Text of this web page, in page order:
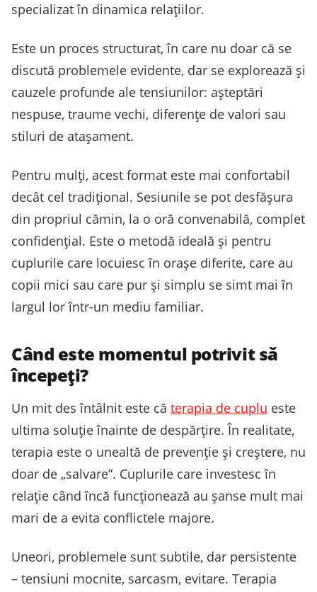
specializat în dinamica relațiilor.
Este un proces structurat, în care nu doar că se
discută problemele evidente, dar se explorează și
cauzele profunde ale tensiunilor: așteptări
nespuse, traume vechi, diferențe de valori sau
stiluri de atașament.
Pentru mulți, acest format este mai confortabil
decât cel tradițional. Sesiunile se pot desfășura
din propriul cămin, la o oră convenabilă, complet
confidențial. Este o metodă ideală și pentru
cuplurile care locuiesc în orașe diferite, care au
copii mici sau care pur și simplu se simt mai în
largul lor într-un mediu familiar.
Când este momentul potrivit să
începeți?
Un mit des întâlnit este că terapia de cuplu este
ultima soluție înainte de despărțire. În realitate,
terapia este o unealtă de prevenție și creștere, nu
doar de „salvare”. Cuplurile care investesc în
relație când încă funcționează au șanse mult mai
mari de a evita conflictele majore.
Uneori, problemele sunt subtile, dar persistente
– tensiuni mocnite, sarcasm, evitare. Terapia